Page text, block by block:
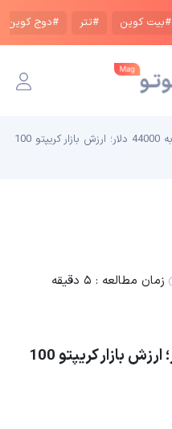
#بیت کوین #تتر #دوج کوین
افت بیت کوین به 44000 دلار؛ ارزش بازار کریپتو 100
زمان مطالعه : ۵ دقیقه
افت بیت کوین به 44000 دلار؛ ارزش بازار کریپتو 100